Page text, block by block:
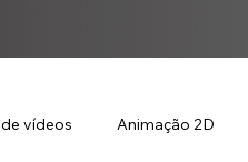
vídeos Animação 2D